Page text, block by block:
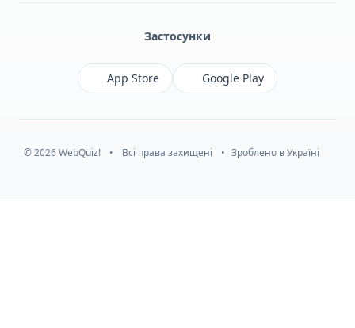
Застосунки
App Store Google Play
© 2026 WebQuiz! • Всі права захищені • Зроблено в Україні